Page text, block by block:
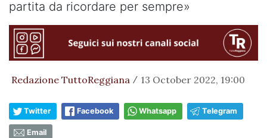
partita da ricordare per sempre»
Redazione TuttoReggiana / 13 October 2022, 19:00
Twitter Facebook Whatsapp Telegram
Email